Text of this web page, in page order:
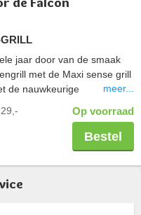
jaar door van de smaak
met de Maxi sense grill
de nauwkeurige
steak. Bereiding kan
als op het gladde
basis van aluminium. Met
tot maximaal 200°C.
meer...
Op voorraad
Bestel